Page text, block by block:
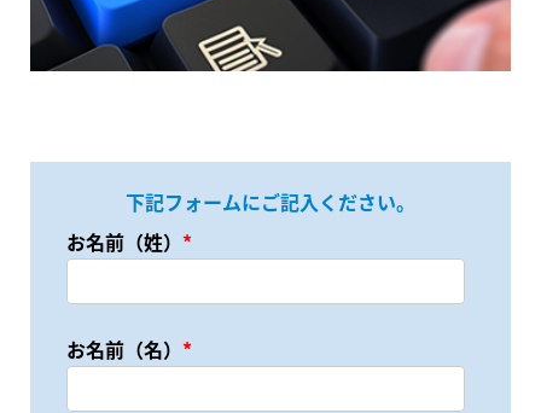
下記フォームにご記入ください。
お名前（姓） *
お名前（名） *